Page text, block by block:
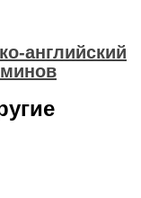
английский